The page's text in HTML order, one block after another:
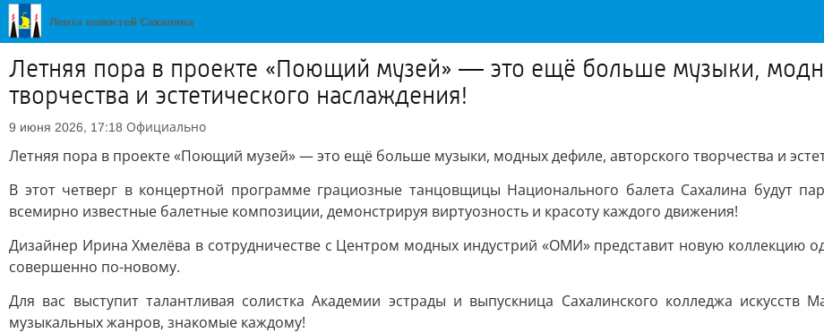
Летняя пора в проекте «Поющий музей» — это ещё больше музыки,
творчества и эстетического наслаждения!
9 июня 2026, 17:18 Официально
Летняя пора в проекте «Поющий музей» — это ещё больше музыки, модных дефиле, авторского творчества и
В этот четверг в концертной программе грациозные танцовщицы Национального балета Сахалина будут
всемирно известные балетные композиции, демонстрируя виртуозность и красоту каждого движения!
Дизайнер Ирина Хмелёва в сотрудничестве с Центром модных индустрий «ОМИ» представит новую коллекцию
совершенно по-новому.
Для вас выступит талантливая солистка Академии эстрады и выпускница Сахалинского колледжа
музыкальных жанров, знакомые каждому!